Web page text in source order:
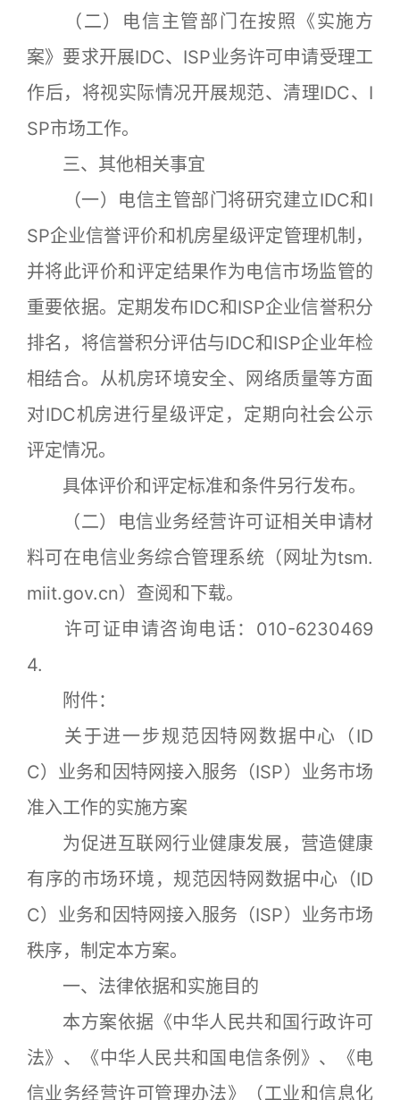
（二）电信主管部门在按照《实施方
案》要求开展IDC、ISP业务许可申请受理工
作后，将视实际情况开展规范、清理IDC、I
SP市场工作。
三、其他相关事宜
（一）电信主管部门将研究建立IDC和I
SP企业信誉评价和机房星级评定管理机制，
并将此评价和评定结果作为电信市场监管的
重要依据。定期发布IDC和ISP企业信誉积分
排名，将信誉积分评估与IDC和ISP企业年检
相结合。从机房环境安全、网络质量等方面
对IDC机房进行星级评定，定期向社会公示
评定情况。
具体评价和评定标准和条件另行发布。
（二）电信业务经营许可证相关申请材
料可在电信业务综合管理系统（网址为tsm.
miit.gov.cn）查阅和下载。
许可证申请咨询电话：010-6230469
4.
附件：
关于进一步规范因特网数据中心（ID
C）业务和因特网接入服务（ISP）业务市场
准入工作的实施方案
为促进互联网行业健康发展，营造健康
有序的市场环境，规范因特网数据中心（ID
C）业务和因特网接入服务（ISP）业务市场
秩序，制定本方案。
一、法律依据和实施目的
本方案依据《中华人民共和国行政许可
法》、《中华人民共和国电信条例》、《电
信业务经营许可管理办法》（工业和信息化